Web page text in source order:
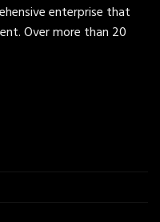
enterprise that
Over more than 20